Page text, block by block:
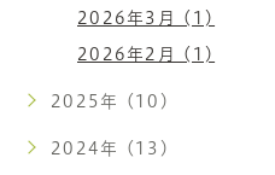
2026年3月 (1)
2026年2月 (1)
2025年 (10)
2024年 (13)